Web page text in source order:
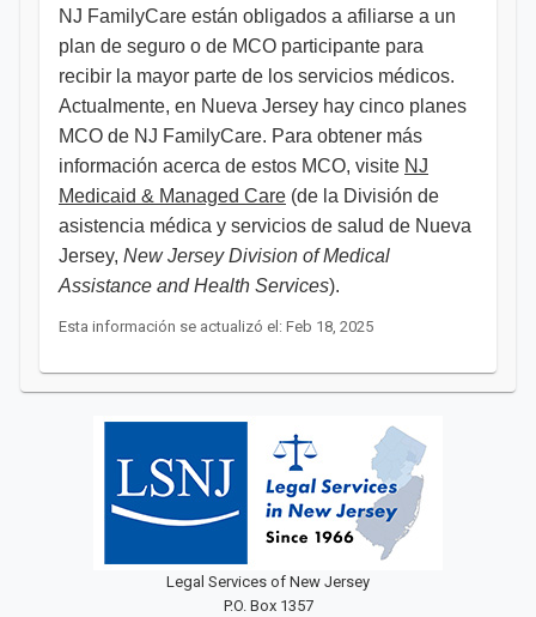
NJ FamilyCare están obligados a afiliarse a un
plan de seguro o de MCO participante para
recibir la mayor parte de los servicios médicos.
Actualmente, en Nueva Jersey hay cinco planes
MCO de NJ FamilyCare. Para obtener más
información acerca de estos MCO, visite NJ
Medicaid & Managed Care (de la División de
asistencia médica y servicios de salud de Nueva
Jersey, New Jersey Division of Medical
Assistance and Health Services).
Esta información se actualizó el: Feb 18, 2025
Legal Services of New Jersey
P.O. Box 1357